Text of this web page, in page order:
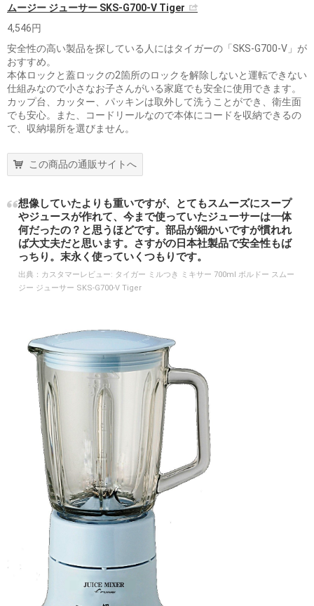
ムージー ジューサー SKS-G700-V Tiger
4,546円
安全性の高い製品を探している人にはタイガーの「SKS-G700-V」が
おすすめ。
本体ロックと蓋ロックの2箇所のロックを解除しないと運転できない
仕組みなので小さなお子さんがいる家庭でも安全に使用できます。
カップ台、カッター、パッキンは取外して洗うことができ、衛生面
でも安心。また、コードリールなので本体にコードを収納できるの
で、収納場所を選びません。
この商品の通販サイトへ
想像していたよりも重いですが、とてもスムーズにスープ
やジュースが作れて、今まで使っていたジューサーは一体
何だったの？と思うほどです。部品が細かいですが慣れれ
ば大丈夫だと思います。さすがの日本社製品で安全性もば
っちり。末永く使っていくつもりです。
出典： カスタマーレビュー: タイガー ミルつき ミキサー 700ml ボルドー スムー
ジー ジューサー SKS-G700-V Tiger